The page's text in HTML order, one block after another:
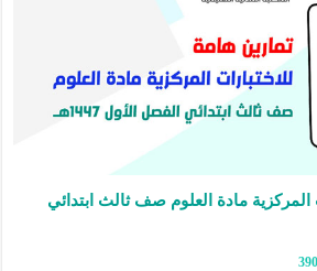
المركزية مادة العلوم صف ثالث ابتدائي
390